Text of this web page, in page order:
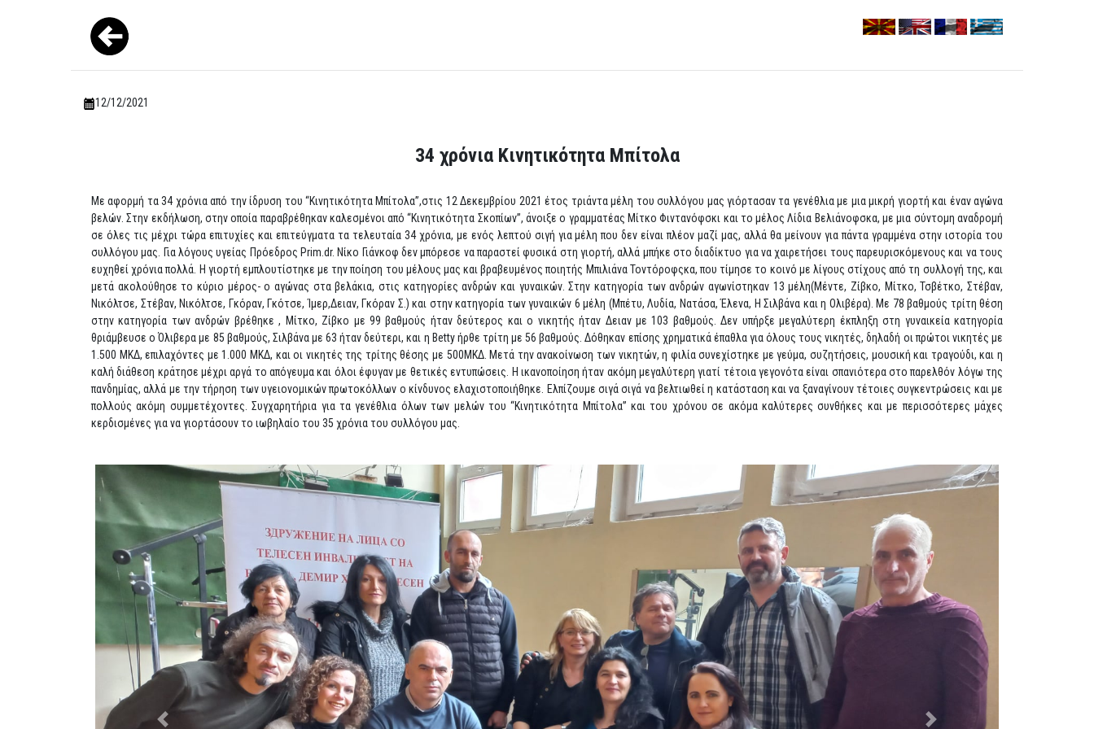
12/12/2021
34 χρόνια Κινητικότητα Μπίτολα
Με αφορμή τα 34 χρόνια από την ίδρυση του “Κινητικότητα Μπίτολα”,στις 12 Δεκεμβρίου 2021 έτος τριάντα μέλη του συλλόγου μας γιόρτασαν τα γενέθλια με μια μικρή γιορτή και έναν αγώνα
βελών. Στην εκδήλωση, στην οποία παραβρέθηκαν καλεσμένοι από “Κινητικότητα Σκοπίων”, άνοιξε ο γραμματέας Μίτκο Φιντανόφσκι και το μέλος Λίδια Βελιάνοφσκα, με μια σύντομη αναδρομή
σε όλες τις μέχρι τώρα επιτυχίες και επιτεύγματα τα τελευταία 34 χρόνια, με ενός λεπτού σιγή για μέλη που δεν είναι πλέον μαζί μας, αλλά θα μείνουν για πάντα γραμμένα στην ιστορία του
συλλόγου μας. Για λόγους υγείας Πρόεδρος Prim.dr. Νίκο Γιάνκοφ δεν μπόρεσε να παραστεί φυσικά στη γιορτή, αλλά μπήκε στο διαδίκτυο για να χαιρετήσει τους παρευρισκόμενους και να τους
ευχηθεί χρόνια πολλά. Η γιορτή εμπλουτίστηκε με την ποίηση του μέλους μας και βραβευμένος ποιητής Μπιλιάνα Τοντόροφςκα, που τίμησε το κοινό με λίγους στίχους από τη συλλογή της, και
μετά ακολούθησε το κύριο μέρος- ο αγώνας στα βελάκια, στις κατηγορίες ανδρών και γυναικών. Στην κατηγορία των ανδρών αγωνίστηκαν 13 μέλη(Μέντε, Ζίβκο, Μίτκο, Τσβέτκο, Στέβαν,
Νικόλτσε, Στέβαν, Νικόλτσε, Γκόραν, Γκότσε, Ίμερ,Δειαν, Γκόραν Σ.) και στην κατηγορία των γυναικών 6 μέλη (Μπέτυ, Λυδία, Νατάσα, Έλενα, Η Σιλβάνα και η Ολιβέρα). Με 78 βαθμούς τρίτη θέση
στην κατηγορία των ανδρών βρέθηκε , Μίτκο, Ζίβκο με 99 βαθμούς ήταν δεύτερος και ο νικητής ήταν Δειαν με 103 βαθμούς. Δεν υπήρξε μεγαλύτερη έκπληξη στη γυναικεία κατηγορία
θριάμβευσε ο Όλιβερα με 85 βαθμούς, Σιλβάνα με 63 ήταν δεύτερι, και η Betty ήρθε τρίτη με 56 βαθμούς. Δόθηκαν επίσης χρηματικά έπαθλα για όλους τους νικητές, δηλαδή οι πρώτοι νικητές με
1.500 ΜΚΔ, επιλαχόντες με 1.000 ΜΚΔ, και οι νικητές της τρίτης θέσης με 500ΜΚΔ. Μετά την ανακοίνωση των νικητών, η φιλία συνεχίστηκε με γεύμα, συζητήσεις, μουσική και τραγούδι, και η
καλή διάθεση κράτησε μέχρι αργά το απόγευμα και όλοι έφυγαν με θετικές εντυπώσεις. Η ικανοποίηση ήταν ακόμη μεγαλύτερη γιατί τέτοια γεγονότα είναι σπανιότερα στο παρελθόν λόγω της
πανδημίας, αλλά με την τήρηση των υγειονομικών πρωτοκόλλων ο κίνδυνος ελαχιστοποιήθηκε. Ελπίζουμε σιγά σιγά να βελτιωθεί η κατάσταση και να ξαναγίνουν τέτοιες συγκεντρώσεις και με
πολλούς ακόμη συμμετέχοντες. Συγχαρητήρια για τα γενέθλια όλων των μελών του “Κινητικότητα Μπίτολα” και του χρόνου σε ακόμα καλύτερες συνθήκες και με περισσότερες μάχες
κερδισμένες για να γιορτάσουν το ιωβηλαίο του 35 χρόνια του συλλόγου μας.